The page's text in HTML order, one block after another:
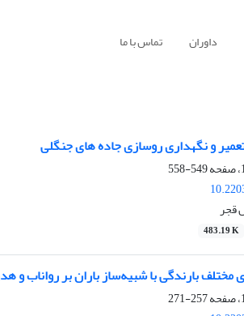
داوران تماس با ما
و نگهداری روسازی جاده ­های جنگلی
549-558
قجر
483.19 K
مختلف بارندگی با شبیه‌ساز باران بر
257-271